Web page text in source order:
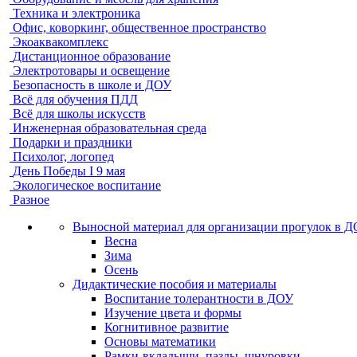
Техника и электроника
Офис, коворкинг, общественное пространство
Экоаквакомплекс
Дистанционное образование
Электротовары и освещение
Безопасность в школе и ДОУ
Всё для обучения ПДД
Всё для школы искусств
Инженерная образовательная среда
Подарки и праздники
Психолог, логопед
День Победы I 9 мая
Экологическое воспитание
Разное
Выносной материал для организации прогулок в
Весна
Зима
Осень
Дидактические пособия и материалы
Воспитание толерантности в ДОУ
Изучение цвета и формы
Когнитивное развитие
Основы математики